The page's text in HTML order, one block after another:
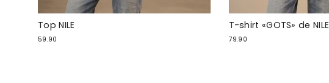
Top NILE
59.90
T-shirt «GOTS» de NILE
79.90